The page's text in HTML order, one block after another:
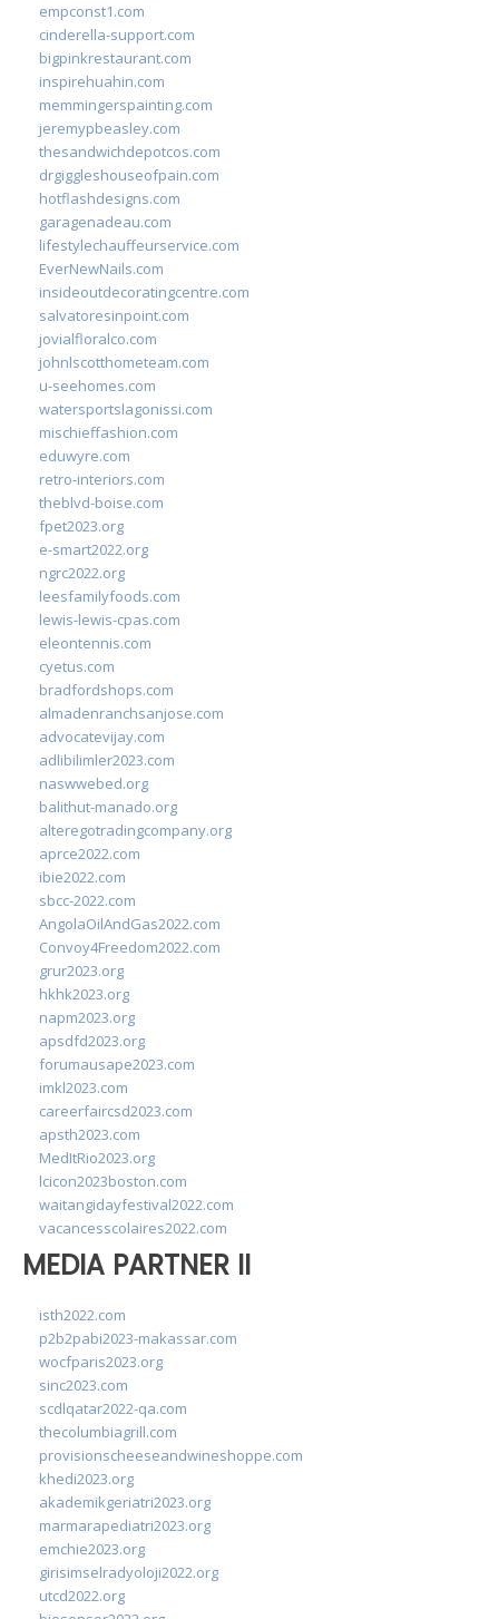
empconst1.com
cinderella-support.com
bigpinkrestaurant.com
inspirehuahin.com
memmingerspainting.com
jeremypbeasley.com
thesandwichdepotcos.com
drgiggleshouseofpain.com
hotflashdesigns.com
garagenadeau.com
lifestylechauffeurservice.com
EverNewNails.com
insideoutdecoratingcentre.com
salvatoresinpoint.com
jovialfloralco.com
johnlscotthometeam.com
u-seehomes.com
watersportslagonissi.com
mischieffashion.com
eduwyre.com
retro-interiors.com
theblvd-boise.com
fpet2023.org
e-smart2022.org
ngrc2022.org
leesfamilyfoods.com
lewis-lewis-cpas.com
eleontennis.com
cyetus.com
bradfordshops.com
almadenranchsanjose.com
advocatevijay.com
adlibilimler2023.com
naswwebed.org
balithut-manado.org
alteregotradingcompany.org
aprce2022.com
ibie2022.com
sbcc-2022.com
AngolaOilAndGas2022.com
Convoy4Freedom2022.com
grur2023.org
hkhk2023.org
napm2023.org
apsdfd2023.org
forumausape2023.com
imkl2023.com
careerfaircsd2023.com
apsth2023.com
MedItRio2023.org
lcicon2023boston.com
waitangidayfestival2022.com
vacancesscolaires2022.com
MEDIA PARTNER II
isth2022.com
p2b2pabi2023-makassar.com
wocfparis2023.org
sinc2023.com
scdlqatar2022-qa.com
thecolumbiagrill.com
provisionscheeseandwineshoppe.com
khedi2023.org
akademikgeriatri2023.org
marmarapediatri2023.org
emchie2023.org
girisimselradyoloji2022.org
utcd2022.org